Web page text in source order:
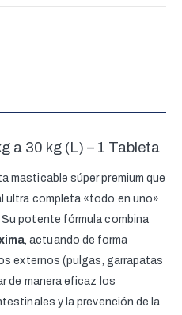
a 30 kg (L) – 1 Tableta
masticable súper premium que
ultra completa «todo en uno»
potente fórmula combina
, actuando de forma
externos (pulgas, garrapatas
de manera eficaz los
y la prevención de la